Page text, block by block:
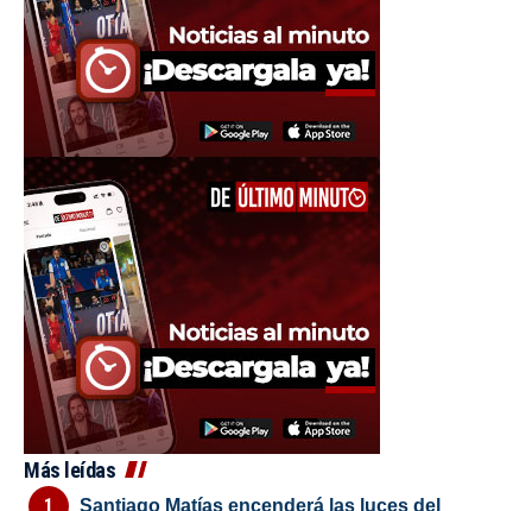
Más leídas
Santiago Matías encenderá las luces del